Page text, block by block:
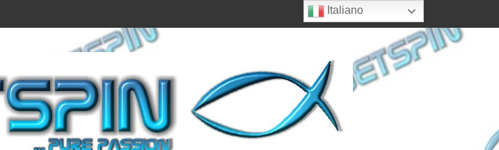
Italiano